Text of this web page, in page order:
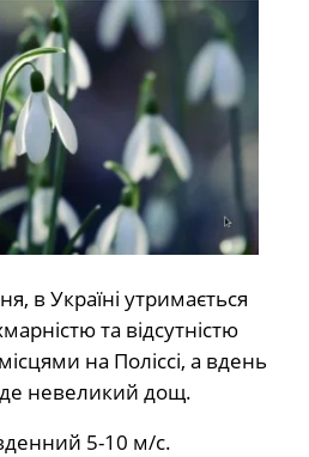
в Україні утримається
та відсутністю
на Поліссі, а вдень
невеликий дощ.
5-10 м/с.